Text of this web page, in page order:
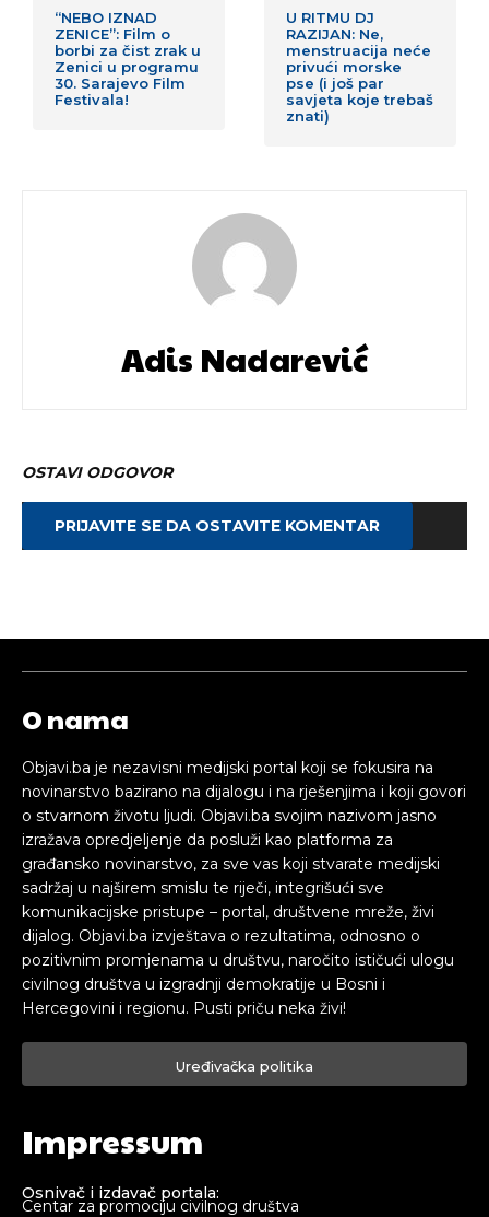
“NEBO IZNAD
ZENICE”: Film o
borbi za čist zrak u
Zenici u programu
30. Sarajevo Film
Festivala!
U RITMU DJ
RAZIJAN: Ne,
menstruacija neće
privući morske
pse (i još par
savjeta koje trebaš
znati)
Adis Nadarević
OSTAVI ODGOVOR
PRIJAVITE SE DA OSTAVITE KOMENTAR
O nama
Objavi.ba je nezavisni medijski portal koji se fokusira na
novinarstvo bazirano na dijalogu i na rješenjima i koji govori
o stvarnom životu ljudi. Objavi.ba svojim nazivom jasno
izražava opredjeljenje da posluži kao platforma za
građansko novinarstvo, za sve vas koji stvarate medijski
sadržaj u najširem smislu te riječi, integrišući sve
komunikacijske pristupe – portal, društvene mreže, živi
dijalog. Objavi.ba izvještava o rezultatima, odnosno o
pozitivnim promjenama u društvu, naročito ističući ulogu
civilnog društva u izgradnji demokratije u Bosni i
Hercegovini i regionu. Pusti priču neka živi!
Uređivačka politika
Impressum
Osnivač i izdavač portala:
Centar za promociju civilnog društva